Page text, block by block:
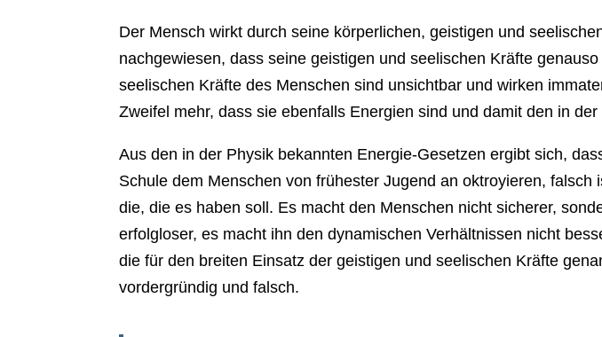
Der Mensch wirkt durch seine körperlichen, geistigen und
nachgewiesen, dass seine geistigen und seelischen Kräfte
seelischen Kräfte des Menschen sind unsichtbar und wirken
Zweifel mehr, dass sie ebenfalls Energien sind und damit den in
Aus den in der Physik bekannten Energie-Gesetzen ergibt sich,
Schule dem Menschen von frühester Jugend an oktroyieren,
die, die es haben soll. Es macht den Menschen nicht sicherer,
erfolgloser, es macht ihn den dynamischen Verhältnissen nicht
die für den breiten Einsatz der geistigen und seelischen Kräfte
vordergründig und falsch.